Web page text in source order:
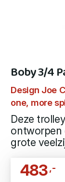
Boby 3/4
Design Joe
one, more
Deze
ontworpen
grote
483,-